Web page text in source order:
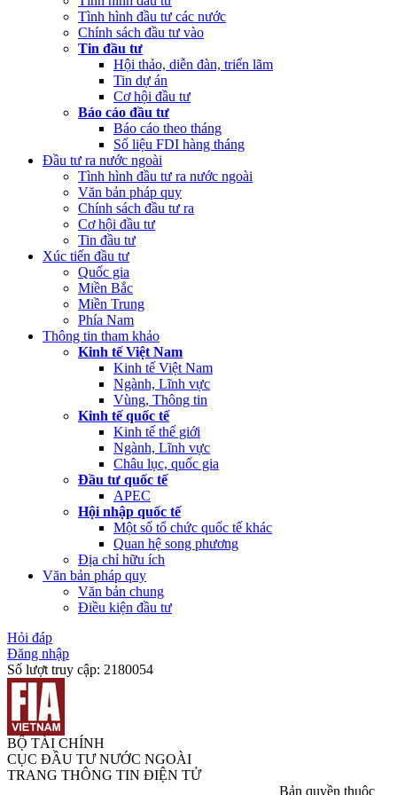
Tình hình đầu tư các nước
Chính sách đầu tư vào
Tin đầu tư
Hội thảo, diễn đàn, triển lãm
Tin dự án
Cơ hội đầu tư
Báo cáo đầu tư
Báo cáo theo tháng
Số liệu FDI hàng tháng
Đầu tư ra nước ngoài
Tình hình đầu tư ra nước ngoài
Văn bản pháp quy
Chính sách đầu tư ra
Cơ hội đầu tư
Tin đầu tư
Xúc tiến đầu tư
Quốc gia
Miền Bắc
Miền Trung
Phía Nam
Thông tin tham khảo
Kinh tế Việt Nam
Kinh tế Việt Nam
Ngành, Lĩnh vực
Vùng, Thông tin
Kinh tế quốc tế
Kinh tế thế giới
Ngành, Lĩnh vực
Châu lục, quốc gia
Đầu tư quốc tế
APEC
Hội nhập quốc tế
Một số tổ chức quốc tế khác
Quan hệ song phương
Địa chỉ hữu ích
Văn bản pháp quy
Văn bản chung
Điều kiện đầu tư
Hỏi đáp
Đăng nhập
Số lượt truy cập: 2180054
BỘ TÀI CHÍNH
CỤC ĐẦU TƯ NƯỚC NGOÀI
TRANG THÔNG TIN ĐIỆN TỬ
Bản quyền thuộc